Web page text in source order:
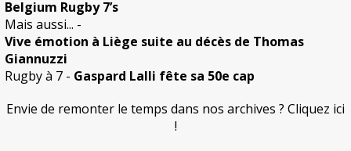
Belgium Rugby 7’s
Mais aussi... -
Vive émotion à Liège suite au décès de Thomas
Giannuzzi
Rugby à 7 - Gaspard Lalli fête sa 50e cap
Envie de remonter le temps dans nos archives ? Cliquez ici
!